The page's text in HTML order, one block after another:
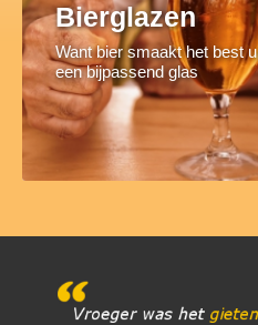
Bierglazen
Want bier smaakt het best
een bijpassend glas